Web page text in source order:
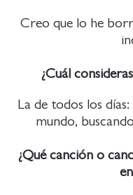
Creo que lo he
¿Cuál
La de todos los
mundo,
¿Qué canción o